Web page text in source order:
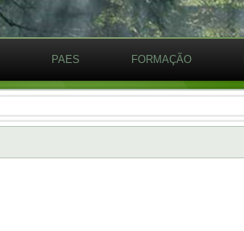
PAES FORMAÇÃO